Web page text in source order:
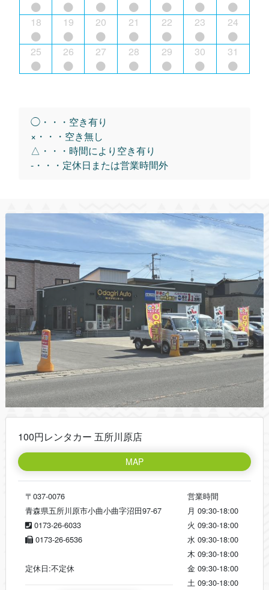
18 19 20 21 22 23 24
25 26 27 28 29 30 31
◯・・・空き有り
×・・・空き無し
△・・・時間により空き有り
-・・・定休日または営業時間外
100円レンタカー 五所川原店
MAP
〒037-0076
青森県五所川原市小曲小曲字沼田97-67
0173-26-6033
0173-26-6536
定休日:不定休
営業時間
月 09:30-18:00
火 09:30-18:00
水 09:30-18:00
木 09:30-18:00
金 09:30-18:00
土 09:30-18:00